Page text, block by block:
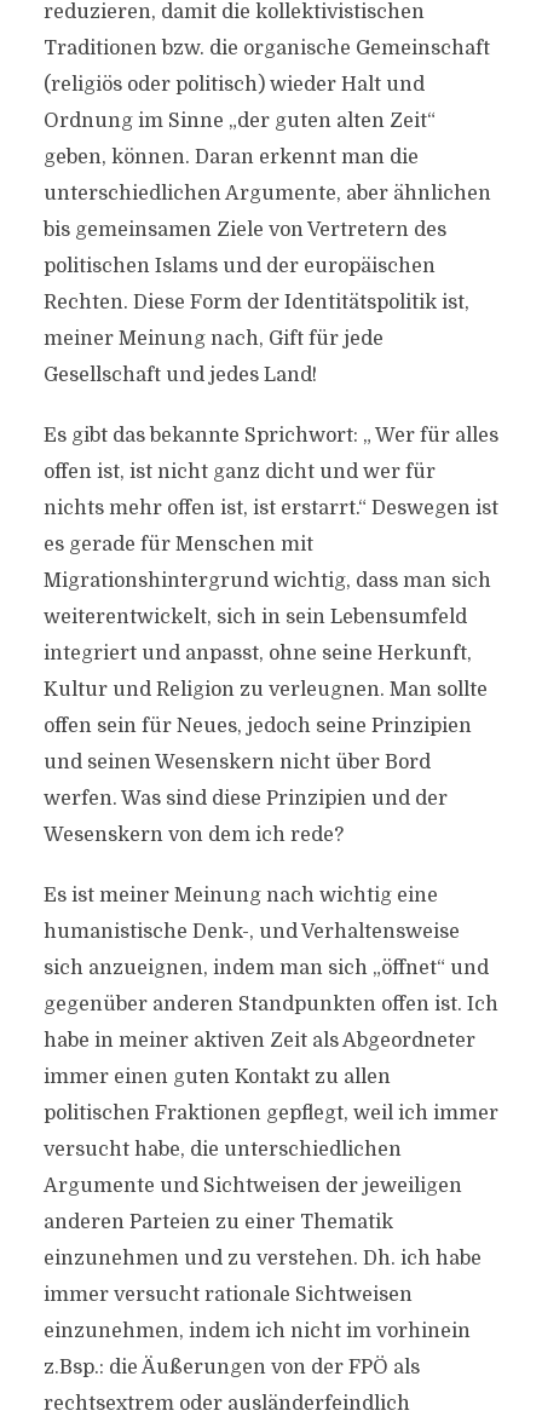
reduzieren, damit die kollektivistischen
Traditionen bzw. die organische Gemeinschaft
(religiös oder politisch) wieder Halt und
Ordnung im Sinne „der guten alten Zeit“
geben, können. Daran erkennt man die
unterschiedlichen Argumente, aber ähnlichen
bis gemeinsamen Ziele von Vertretern des
politischen Islams und der europäischen
Rechten. Diese Form der Identitätspolitik ist,
meiner Meinung nach, Gift für jede
Gesellschaft und jedes Land!
Es gibt das bekannte Sprichwort: „ Wer für alles
offen ist, ist nicht ganz dicht und wer für
nichts mehr offen ist, ist erstarrt.“ Deswegen ist
es gerade für Menschen mit
Migrationshintergrund wichtig, dass man sich
weiterentwickelt, sich in sein Lebensumfeld
integriert und anpasst, ohne seine Herkunft,
Kultur und Religion zu verleugnen. Man sollte
offen sein für Neues, jedoch seine Prinzipien
und seinen Wesenskern nicht über Bord
werfen. Was sind diese Prinzipien und der
Wesenskern von dem ich rede?
Es ist meiner Meinung nach wichtig eine
humanistische Denk-, und Verhaltensweise
sich anzueignen, indem man sich „öffnet“ und
gegenüber anderen Standpunkten offen ist. Ich
habe in meiner aktiven Zeit als Abgeordneter
immer einen guten Kontakt zu allen
politischen Fraktionen gepflegt, weil ich immer
versucht habe, die unterschiedlichen
Argumente und Sichtweisen der jeweiligen
anderen Parteien zu einer Thematik
einzunehmen und zu verstehen. Dh. ich habe
immer versucht rationale Sichtweisen
einzunehmen, indem ich nicht im vorhinein
z.Bsp.: die Äußerungen von der FPÖ als
rechtsextrem oder ausländerfeindlich